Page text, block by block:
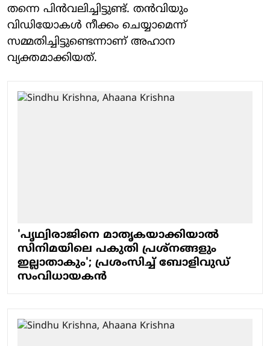
തന്നെ പിൻവലിച്ചിട്ടുണ്ട്. തൻവിയും
വിഡിയോകൾ നീക്കം ചെയ്യാമെന്ന്
സമ്മതിച്ചിട്ടുണ്ടെന്നാണ് അഹാന
വ്യക്തമാക്കിയത്.
'പൃഥ്വിരാജിനെ മാതൃകയാക്കിയാൽ
സിനിമയിലെ പകുതി പ്രശ്നങ്ങളും
ഇല്ലാതാകും'; പ്രശംസിച്ച് ബോളിവുഡ്
സംവിധായകൻ